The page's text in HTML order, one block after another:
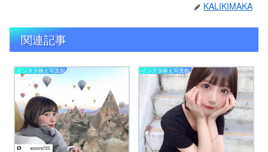
KALIKIMAKA
関連記事
インスタ映え写真館 インスタ映え写真館